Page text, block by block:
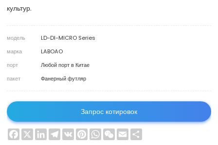
культур.
модель
LD-DI-MICRO Series
марка
LABOAO
порт
Любой порт в Китае
пакет
Фанерный футляр
Запрос котировок
Facebook
X LinkedInTelegram
VK PinterestWhatsApp
WeChat
Email